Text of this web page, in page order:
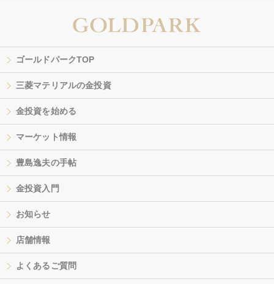
ゴールドパークTOP
三菱マテリアルの金投資
金投資を始める
マーケット情報
豊島逸夫の手帖
金投資入門
お知らせ
店舗情報
よくあるご質問